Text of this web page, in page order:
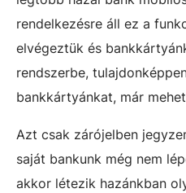
rendelkezésre áll ez a
elvégeztük és
rendszerbe,
bankkártyánkat, már
Azt csak zárójelben
saját bankunk még nem
akkor létezik hazánkban